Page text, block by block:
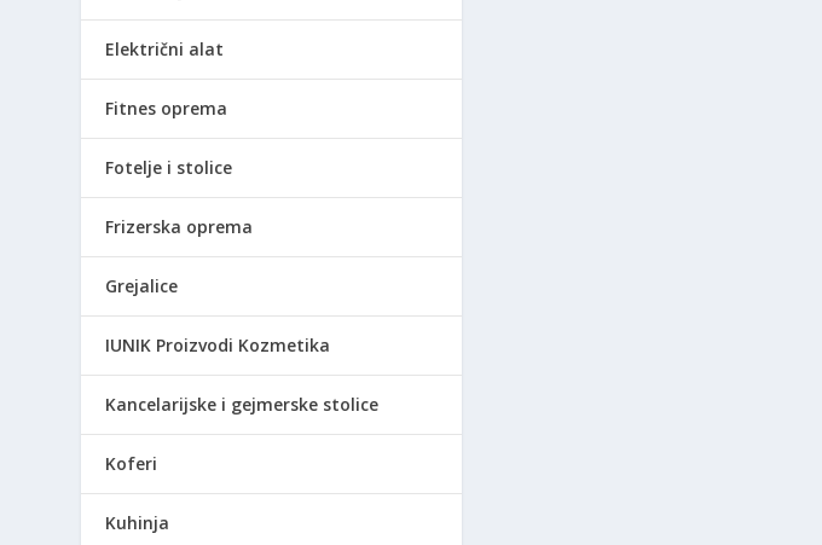
Električni alat
Fitnes oprema
Fotelje i stolice
Frizerska oprema
Grejalice
IUNIK Proizvodi Kozmetika
Kancelarijske i gejmerske stolice
Koferi
Kuhinja